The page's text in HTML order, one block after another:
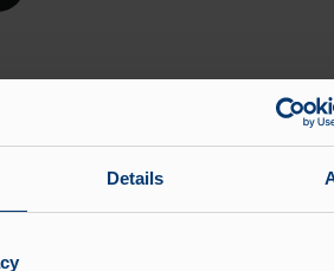
Details